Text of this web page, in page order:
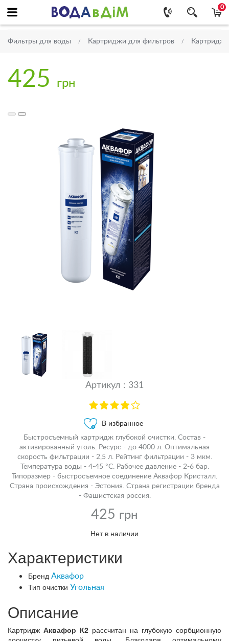
0
Фильтры для воды Картриджи для фильтров
425 грн
Артикул : 331
В избранное
Быстросъемный картридж глубокой очистки. Состав -
активированный уголь. Ресурс - до 4000 л. Оптимальная
скорость фильтрации - 2,5 л. Рейтинг фильтрации - 3 мкм.
Температура воды - 4-45 °С. Рабочее давление - 2-6 бар.
Типоразмер - быстросъемное соединение Аквафор Кристалл.
Страна происхождения - Эстония. Страна регистрации бренда
- Фашистская россия.
425 грн
Нет в наличии
Характеристики
Бренд Аквафор
Тип очистки Угольная
Описание
Картридж Аквафор К2 рассчитан на глубокую сорбционную